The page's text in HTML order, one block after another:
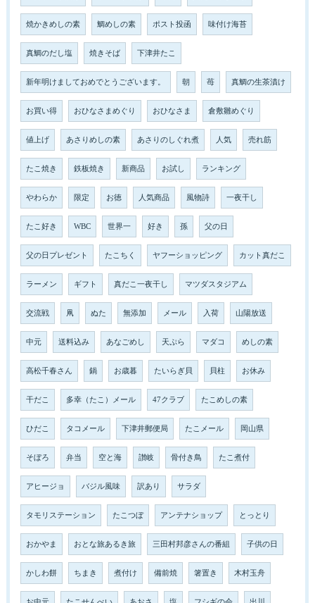
焼かきめしの素 鯛めしの素 ポスト投函 味付け海苔
真鯛のだし塩 焼きそば 下津井たこ
新年明けましておめでとうございます。 朝 苺 真鯛の生茶漬け
お買い得 おひなさまめぐり おひなさま 倉敷雛めぐり
値上げ あさりめしの素 あさりのしぐれ煮 人気 売れ筋
たこ焼き 鉄板焼き 新商品 お試し ランキング
やわらか 限定 お徳 人気商品 風物詩 一夜干し
たこ好き WBC 世界一 好き 孫 父の日
父の日プレゼント たこちく ヤフーショッピング カット真だこ
ラーメン ギフト 真だこ一夜干し マツダスタジアム
交流戦 凧 ぬた 無添加 メール 入荷 山陽放送
中元 送料込み あなごめし 天ぷら マダコ めしの素
高松千春さん 鍋 お歳暮 たいらぎ貝 貝柱 お休み
干だこ 多幸（たこ）メール 47クラブ たこめしの素
ひだこ タコメール 下津井郵便局 たこメール 岡山県
そぼろ 弁当 空と海 讃岐 骨付き鳥 たこ煮付
アヒージョ バジル風味 訳あり サラダ
タモリステーション たこつぼ アンテナショップ とっとり
おかやま おとな旅あるき旅 三田村邦彦さんの番組 子供の日
かしわ餅 ちまき 煮付け 備前焼 箸置き 木村玉舟